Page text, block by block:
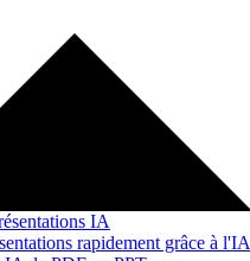
IA
rapidement grâce à l'IA